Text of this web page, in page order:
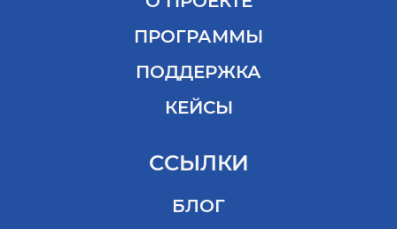
ПРОГРАММЫ
ПОДДЕРЖКА
КЕЙСЫ
ССЫЛКИ
БЛОГ